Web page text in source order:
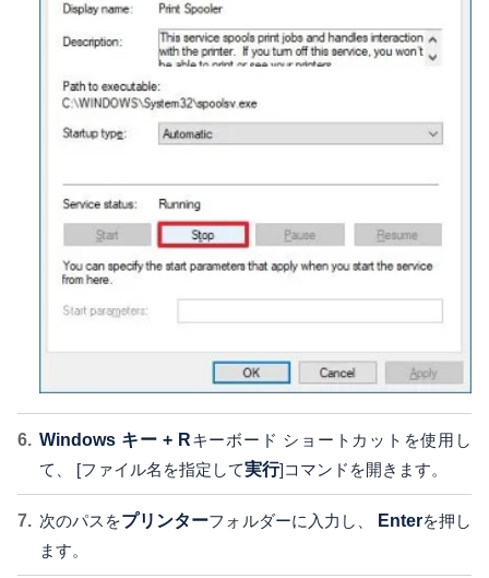
Windows キー + Rキーボード ショートカットを使用し
て、 [ファイル名を指定して実行]コマンドを開きます。
次のパスをプリンターフォルダーに入力し、 Enterを押し
ます。